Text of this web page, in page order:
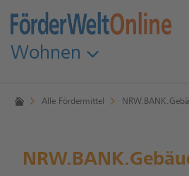
Wohnen
Alle Fördermittel